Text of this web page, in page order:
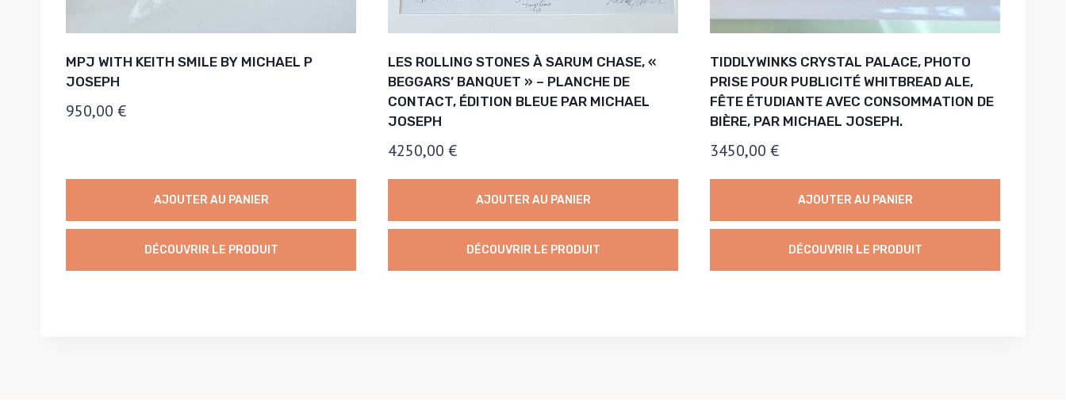
MPJ WITH KEITH SMILE BY MICHAEL P
JOSEPH
950,00 €
AJOUTER AU PANIER
DÉCOUVRIR LE PRODUIT
LES ROLLING STONES À SARUM CHASE, «
BEGGARS’ BANQUET » – PLANCHE DE
CONTACT, ÉDITION BLEUE PAR MICHAEL
JOSEPH
4250,00 €
AJOUTER AU PANIER
DÉCOUVRIR LE PRODUIT
TIDDLYWINKS CRYSTAL PALACE, PHOTO
PRISE POUR PUBLICITÉ WHITBREAD ALE,
FÊTE ÉTUDIANTE AVEC CONSOMMATION DE
BIÈRE, PAR MICHAEL JOSEPH.
3450,00 €
AJOUTER AU PANIER
DÉCOUVRIR LE PRODUIT